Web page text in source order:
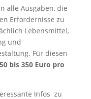
alle Ausgaben, die
Erfordernisse zu
Lebensmittel,
und
Für diesen
bis 350 Euro pro
Infos zu